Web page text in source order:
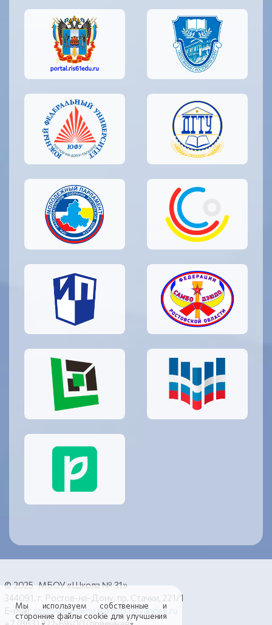
Мы используем собственные и
сторонние файлы cookie для улучшения
© 2025 МБОУ «Школа № 31»
344091, г. Ростов-на-Дону, пр. Стачки, 221/1
E-mail: rostov-na-donu.shkola31@yandex.ru